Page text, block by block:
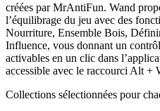
créées par MrAntiFun. Wand
l’équilibrage du jeu avec des
Nourriture, Ensemble Bois,
Influence, vous donnant un
activables en un clic dans
accessible avec le raccourci Alt +
Collections sélectionnées pour